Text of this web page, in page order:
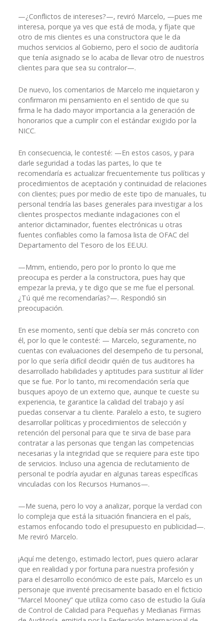
—¿Conflictos de intereses?—, reviró Marcelo, —pues me
interesa, porque ya ves que está de moda, y fíjate que
otro de mis clientes es una constructora que le da
muchos servicios al Gobierno, pero el socio de auditoría
que tenía asignado se lo acaba de llevar otro de nuestros
clientes para que sea su contralor—.
De nuevo, los comentarios de Marcelo me inquietaron y
confirmaron mi pensamiento en el sentido de que su
firma le ha dado mayor importancia a la generación de
honorarios que a cumplir con el estándar exigido por la
NICC.
En consecuencia, le contesté: —En estos casos, y para
darle seguridad a todas las partes, lo que te
recomendaría es actualizar frecuentemente tus políticas y
procedimientos de aceptación y continuidad de relaciones
con clientes; pues por medio de este tipo de manuales, tu
personal tendría las bases generales para investigar a los
clientes prospectos mediante indagaciones con el
anterior dictaminador, fuentes electrónicas u otras
fuentes confiables como la famosa lista de OFAC del
Departamento del Tesoro de los EE.UU.
—Mmm, entiendo, pero por lo pronto lo que me
preocupa es perder a la constructora, pues hay que
empezar la previa, y te digo que se me fue el personal.
¿Tú qué me recomendarías?—. Respondió sin
preocupación.
En ese momento, sentí que debía ser más concreto con
él, por lo que le contesté: — Marcelo, seguramente, no
cuentas con evaluaciones del desempeño de tu personal,
por lo que sería difícil decidir quién de tus auditores ha
desarrollado habilidades y aptitudes para sustituir al líder
que se fue. Por lo tanto, mi recomendación sería que
busques apoyo de un externo que, aunque te cueste su
experiencia, te garantice la calidad del trabajo y así
puedas conservar a tu cliente. Paralelo a esto, te sugiero
desarrollar políticas y procedimientos de selección y
retención del personal para que te sirva de base para
contratar a las personas que tengan las competencias
necesarias y la integridad que se requiere para este tipo
de servicios. Incluso una agencia de reclutamiento de
personal te podría ayudar en algunas tareas específicas
vinculadas con los Recursos Humanos—.
—Me suena, pero lo voy a analizar, porque la verdad con
lo compleja que está la situación financiera en el país,
estamos enfocando todo el presupuesto en publicidad—.
Me reviró Marcelo.
¡Aquí me detengo, estimado lector!, pues quiero aclarar
que en realidad y por fortuna para nuestra profesión y
para el desarrollo económico de este país, Marcelo es un
personaje que inventé precisamente basado en el ficticio
“Marcel Mooney” que utiliza como caso de estudio la Guía
de Control de Calidad para Pequeñas y Medianas Firmas